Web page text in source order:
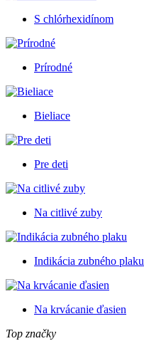
S chlórhexidínom
Prírodné
Bieliace
Pre deti
Na citlivé zuby
Indikácia zubného plaku
Na krvácanie ďasien
Top značky